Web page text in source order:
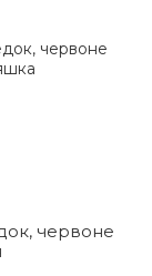
червоне